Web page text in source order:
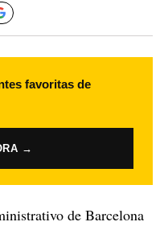
favoritas de
→
de Barcelona